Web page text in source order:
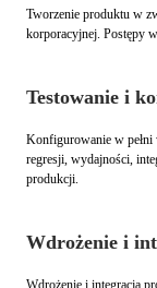
Tworzenie produktu w
korporacyjnej. Postępy
Testowanie i
Konfigurowanie w pełni
regresji, wydajności,
produkcji.
Wdrożenie i
Wdrożenie i integracja